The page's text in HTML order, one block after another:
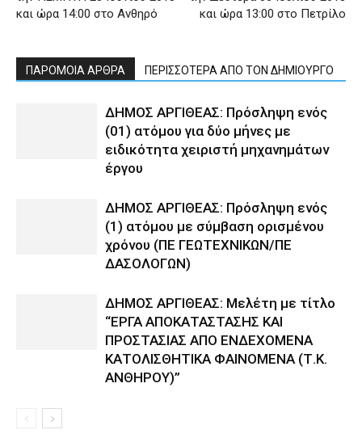
και ώρα 14:00 στο Ανθηρό
και ώρα 13:00 στο Πετρίλο
ΠΑΡΟΜΟΙΑ ΑΡΘΡΑ ΠΕΡΙΣΣΟΤΕΡΑ ΑΠΟ ΤΟΝ ΔΗΜΙΟΥΡΓΟ
ΔΗΜΟΣ ΑΡΓΙΘΕΑΣ: Πρόσληψη ενός
(01) ατόμου για δύο μήνες με
ειδικότητα χειριστή μηχανημάτων
έργου
ΔΗΜΟΣ ΑΡΓΙΘΕΑΣ: Πρόσληψη ενός
(1) ατόμου με σύμβαση ορισμένου
χρόνου (ΠΕ ΓΕΩΤΕΧΝΙΚΩΝ/ΠΕ
ΔΑΣΟΛΟΓΩΝ)
ΔΗΜΟΣ ΑΡΓΙΘΕΑΣ: Μελέτη με τίτλο
“ΕΡΓΑ ΑΠΟΚΑΤΑΣΤΑΣΗΣ ΚΑΙ
ΠΡΟΣΤΑΣΙΑΣ ΑΠΟ ΕΝΔΕΧΟΜΕΝΑ
ΚΑΤΟΛΙΣΘΗΤΙΚΑ ΦΑΙΝΟΜΕΝΑ (Τ.Κ.
ΑΝΘΗΡΟΥ)”